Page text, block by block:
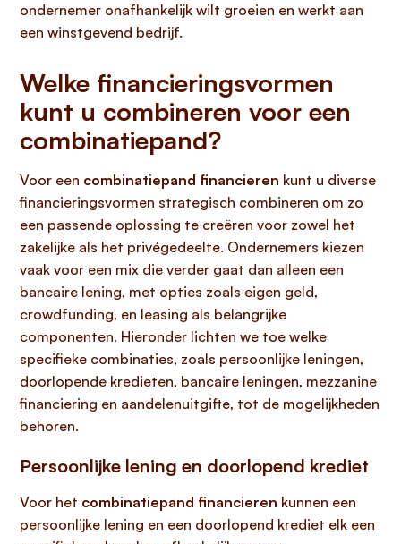
ondernemer onafhankelijk wilt groeien en werkt aan
een winstgevend bedrijf.
Welke financieringsvormen
kunt u combineren voor een
combinatiepand?
Voor een combinatiepand financieren kunt u diverse
financieringsvormen strategisch combineren om zo
een passende oplossing te creëren voor zowel het
zakelijke als het privégedeelte. Ondernemers kiezen
vaak voor een mix die verder gaat dan alleen een
bancaire lening, met opties zoals eigen geld,
crowdfunding, en leasing als belangrijke
componenten. Hieronder lichten we toe welke
specifieke combinaties, zoals persoonlijke leningen,
doorlopende kredieten, bancaire leningen, mezzanine
financiering en aandelenuitgifte, tot de mogelijkheden
behoren.
Persoonlijke lening en doorlopend krediet
Voor het combinatiepand financieren kunnen een
persoonlijke lening en een doorlopend krediet elk een